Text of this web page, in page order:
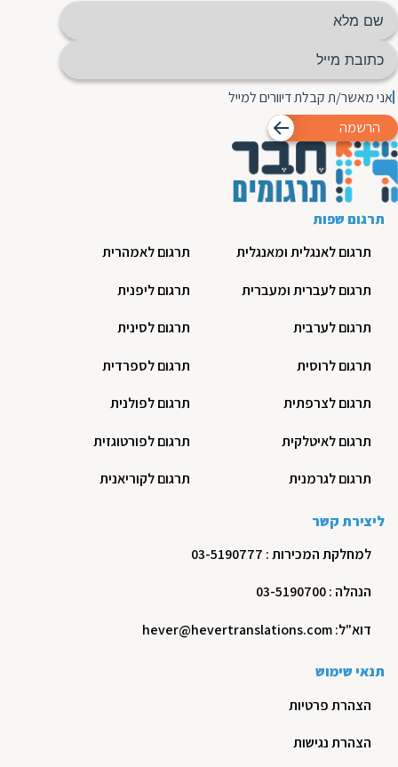
אני מאשר/ת קבלת דיוורים למייל
הרשמה
תרגום שפות
תרגום לאנגלית ומאנגלית
תרגום לעברית ומעברית
תרגום לערבית
תרגום לרוסית
תרגום לצרפתית
תרגום לאיטלקית
תרגום לגרמנית
תרגום לאמהרית
תרגום ליפנית
תרגום לסינית
תרגום לספרדית
תרגום לפולנית
תרגום לפורטוגזית
תרגום לקוריאנית
ליצירת קשר
למחלקת המכירות : 03-5190777
הנהלה : 03-5190700
דוא"ל: hever@hevertranslations.com
תנאי שימוש
הצהרת פרטיות
הצהרת נגישות